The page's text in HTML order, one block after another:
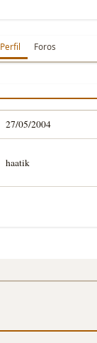
Perfil Foros
27/05/2004
haatik